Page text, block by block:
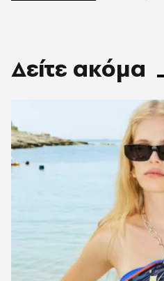
Δείτε ακόμα